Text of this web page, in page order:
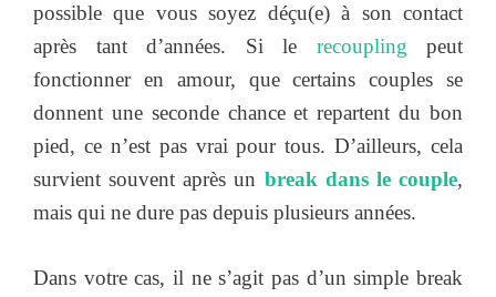
possible que vous soyez déçu(e) à son contact
après tant d’années. Si le recoupling peut
fonctionner en amour, que certains couples se
donnent une seconde chance et repartent du bon
pied, ce n’est pas vrai pour tous. D’ailleurs, cela
survient souvent après un break dans le couple,
mais qui ne dure pas depuis plusieurs années.
Dans votre cas, il ne s’agit pas d’un simple break